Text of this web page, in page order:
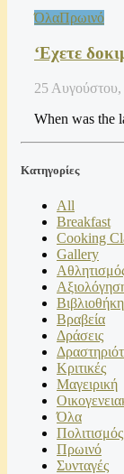
ΌλαΠρωινό
‘Εχετε
25
When was the
Kατηγορίες
All
Breakfast
Cooking
Gallery
Βιβλιοθήκη
Βραβεία
Δράσεις
Κριτικές
Μαγειρική
Όλα
Πολιτισμός
Πρωινό
Συνταγές